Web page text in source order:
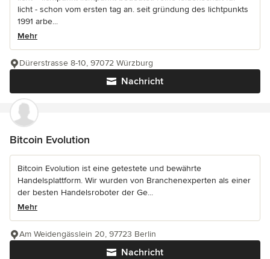
licht - schon vom ersten tag an. seit gründung des lichtpunkts
1991 arbe...
Mehr
Nachricht
Dürerstrasse 8-10, 97072 Würzburg
Bitcoin Evolution
Bitcoin Evolution ist eine getestete und bewährte
Handelsplattform. Wir wurden von Branchenexperten als einer
der besten Handelsroboter der Ge...
Mehr
Nachricht
Am Weidengässlein 20, 97723 Berlin